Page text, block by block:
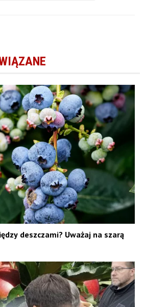
deszczami? Uważaj na szarą